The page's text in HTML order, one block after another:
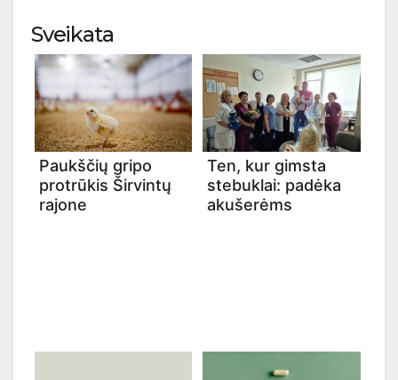
Sveikata
Paukščių gripo
protrūkis Širvintų
rajone
Ten, kur gimsta
stebuklai: padėka
akušerėms